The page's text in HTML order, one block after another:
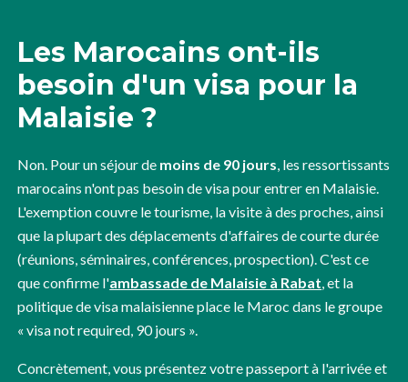
Les Marocains ont-ils
besoin d'un visa pour la
Malaisie ?
Non. Pour un séjour de moins de 90 jours , les ressortissants
marocains n'ont pas besoin de visa pour entrer en Malaisie.
L'exemption couvre le tourisme, la visite à des proches, ainsi
que la plupart des déplacements d'affaires de courte durée
(réunions, séminaires, conférences, prospection). C'est ce
que confirme l'ambassade de Malaisie à Rabat , et la
politique de visa malaisienne place le Maroc dans le groupe
« visa not required, 90 jours ».
Concrètement, vous présentez votre passeport à l'arrivée et